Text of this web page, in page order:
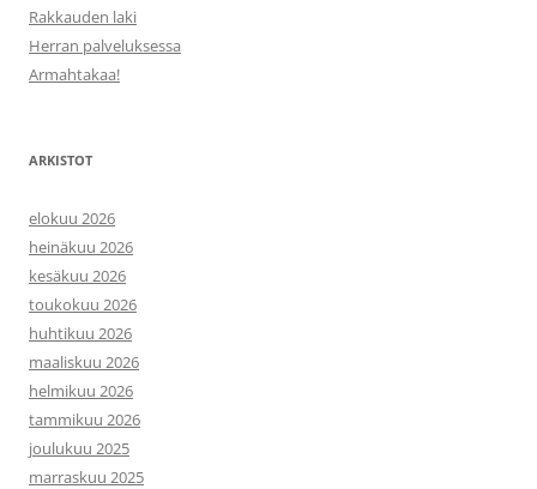
Rakkauden laki
Herran palveluksessa
Armahtakaa!
ARKISTOT
elokuu 2026
heinäkuu 2026
kesäkuu 2026
toukokuu 2026
huhtikuu 2026
maaliskuu 2026
helmikuu 2026
tammikuu 2026
joulukuu 2025
marraskuu 2025